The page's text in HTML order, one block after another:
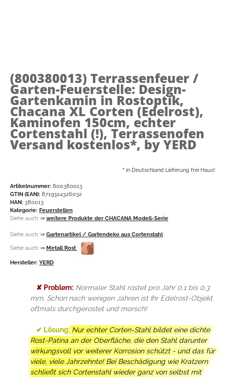
(800380013) Terrassenfeuer /
Garten-Feuerstelle: Design-
Gartenkamin in Rostoptik,
Chacana XL Corten (Edelrost),
Kaminofen 150cm, echter
Cortenstahl (!), Terrassenofen
Versand kostenlos*, by YERD
* in Deutschland Lieferung frei Haus!
Artikelnummer: 800380013
GTIN (EAN): 8719324326032
HAN: 380013
Kategorie: Feuerstellen
Siehe auch: ⇒ weitere Produkte der CHACANA Modell-Serie
Siehe auch: ⇒ Gartenartikel / Gartendeko aus Cortenstahl
Siehe auch: ⇒ Metall Rost
Hersteller: YERD
✘ Problem: Normaler Stahl rostet pro Jahr 0,1 bis 0,3
mm. Schon nach wenigen Jahren ist Ihr Edelrost-Objekt
oftmals durchgerostet und morsch!
✔ Lösung: Nur echter Corten-Stahl bildet eine dichte
Rost-Patina an der Oberfläche, die den Stahl darunter
wirkungsvoll vor weiterer Korrosion schützt - und das für
viele, viele Jahrzehnte! Bei Beschädigung wie Kratzern
schließt sich Cortenstahl wieder ganz von selbst mit